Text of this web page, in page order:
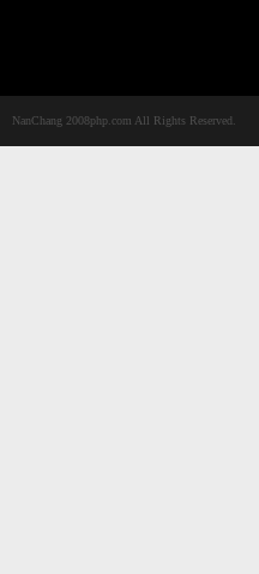
NanChang 2008php.com All Rights Reserved.